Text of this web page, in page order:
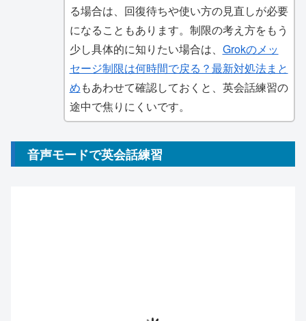
る場合は、回復待ちや使い方の見直しが必要
になることもあります。制限の考え方をもう
少し具体的に知りたい場合は、 Grokのメッ
セージ制限は何時間で戻る？最新対処法まと
めもあわせて確認しておくと、英会話練習の
途中で焦りにくいです。
音声モードで英会話練習